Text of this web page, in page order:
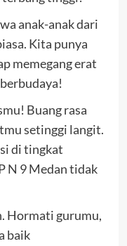
anak-anak dari
Kita punya
memegang erat
Buang rasa
setinggi langit.
di tingkat
N 9 Medan tidak
Hormati gurumu,
baik